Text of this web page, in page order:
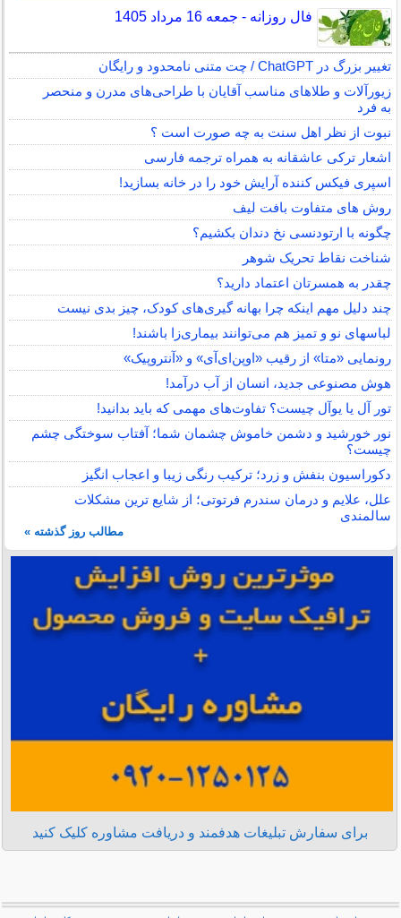
فال روزانه - جمعه 16 مرداد 1405
تغییر بزرگ در ChatGPT / چت متنی نامحدود و رایگان
زیورآلات و طلاهای مناسب آقایان با طراحی‌های مدرن و منحصر
به فرد
نبوت از نظر اهل سنت به چه صورت است ؟
اشعار ترکی عاشقانه به همراه ترجمه فارسی
اسپری فیکس کننده آرایش خود را در خانه بسازید!
روش های متفاوت بافت لیف
چگونه با ارتودنسی نخ دندان بکشیم؟
شناخت نقاط تحریک شوهر
چقدر به همسرتان اعتماد دارید؟
چند دلیل مهم اینکه چرا بهانه گیری‌های کودک، چیز بدی نیست
لباس‎های نو و تمیز هم می‌توانند بیماری‌زا باشند!
رونمایی «متا» از رقیب «اوپن‌ای‌آی» و «آنتروپیک»
هوش مصنوعی جدید، انسان از آب درآمد!
تور آل یا یوآل چیست؟ تفاوت‌های مهمی که باید بدانید!
نور خورشید و دشمن خاموش چشمان شما؛ آفتاب سوختگی چشم
چیست؟
دکوراسیون بنفش و زرد؛ ترکیب رنگی زیبا و اعجاب انگیز
علل، علایم و درمان سندرم فرتوتی؛ از شایع ترین مشکلات
سالمندی
مطالب روز گذشته »
برای سفارش تبلیغات هدفمند و دریافت مشاوره کلیک کنید